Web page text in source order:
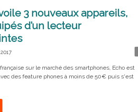
3 nouveaux appareils,
d’un lecteur
sur le marché des smartphones, Echo est
des feature phones à moins de 50€ puis s'est